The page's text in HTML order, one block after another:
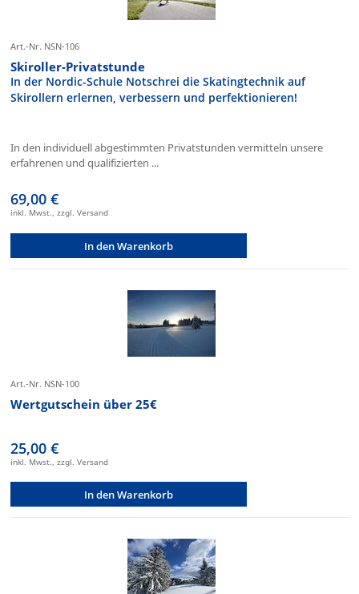
Art.-Nr. NSN-106
Skiroller-Privatstunde
In der Nordic-Schule Notschrei die Skatingtechnik auf
Skirollern erlernen, verbessern und perfektionieren!
In den individuell abgestimmten Privatstunden vermitteln unsere
erfahrenen und qualifizierten ...
69,00 €
inkl. Mwst., zzgl. Versand
In den Warenkorb
Art.-Nr. NSN-100
Wertgutschein über 25€
25,00 €
inkl. Mwst., zzgl. Versand
In den Warenkorb